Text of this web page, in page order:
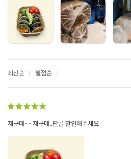
최신순 별점순
재구매~~재구매..단골 할인해주세요